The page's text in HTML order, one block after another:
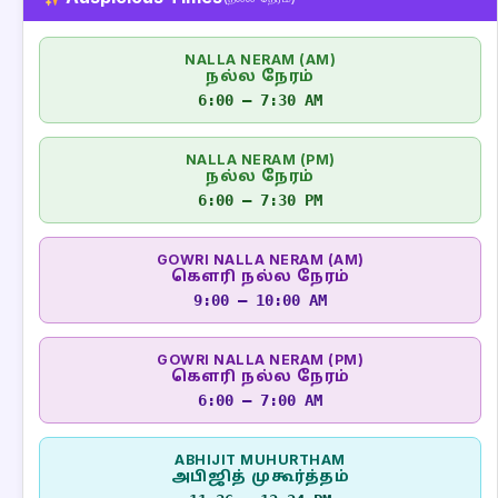
NALLA NERAM (AM)
நல்ல நேரம்
6:00 – 7:30 AM
NALLA NERAM (PM)
நல்ல நேரம்
6:00 – 7:30 PM
GOWRI NALLA NERAM (AM)
கௌரி நல்ல நேரம்
9:00 – 10:00 AM
GOWRI NALLA NERAM (PM)
கௌரி நல்ல நேரம்
6:00 – 7:00 AM
ABHIJIT MUHURTHAM
அபிஜித் முகூர்த்தம்